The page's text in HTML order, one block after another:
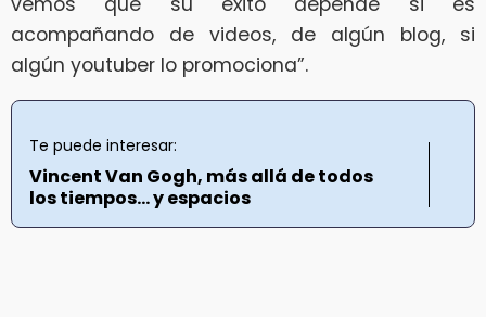
acompañando de videos, de algún blog, si
algún youtuber lo promociona”.
Te puede interesar:
Vincent Van Gogh, más allá de todos
los tiempos… y espacios